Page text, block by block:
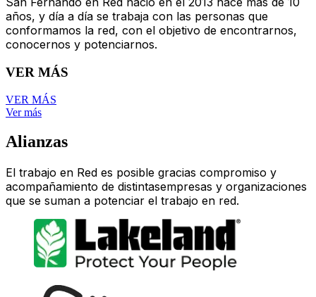
años, y día a día se trabaja con las personas que
conformamos la red, con el objetivo de encontrarnos,
conocernos y potenciarnos.
VER MÁS
VER MÁS
Ver más
Alianzas
El trabajo en Red es posible gracias compromiso y
acompañamiento de distintasempresas y organizaciones
que se suman a potenciar el trabajo en red.